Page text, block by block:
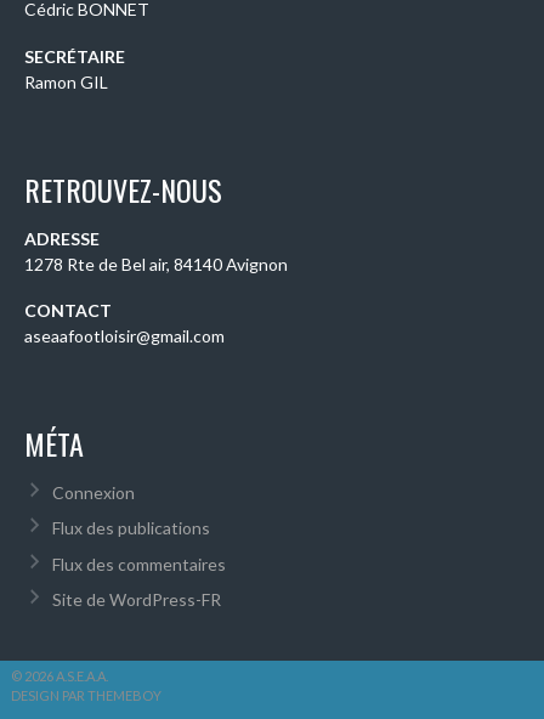
Cédric BONNET
SECRÉTAIRE
Ramon GIL
RETROUVEZ-NOUS
ADRESSE
1278 Rte de Bel air, 84140 Avignon
CONTACT
aseaafootloisir@gmail.com
MÉTA
Connexion
Flux des publications
Flux des commentaires
Site de WordPress-FR
© 2026 A.S.E.A.A.
DESIGN PAR THEMEBOY